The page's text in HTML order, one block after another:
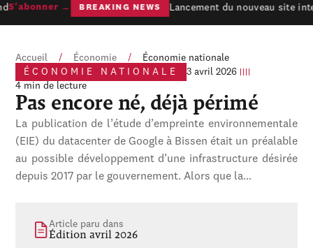
S'abonner → BREAKING NEWS Lancement du nouveau site
Accueil / Économie /
Économie nationale
ÉCONOMIE NATIONALE
3 avril 2026
4 min de lecture
Pas encore né, déjà périmé
La publication de l’étude d’empreinte environnementale
(EIE) du datacenter de Google à Bissen était un préalable
au possible développement d’une infrastructure désirée
depuis 2017 par le gouvernement. Alors que la…
Article paru dans
Édition avril 2026